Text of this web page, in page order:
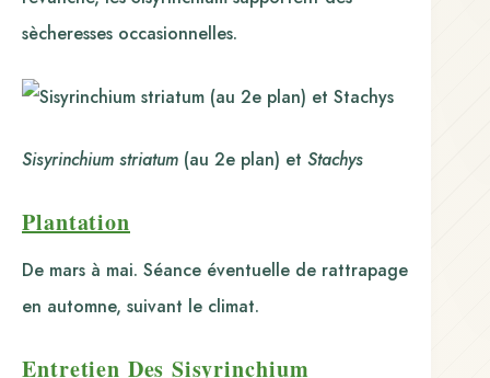
sècheresses occasionnelles.
Sisyrinchium striatum (au 2e plan) et Stachys
Plantation
De mars à mai. Séance éventuelle de rattrapage
en automne, suivant le climat.
Entretien Des Sisyrinchium